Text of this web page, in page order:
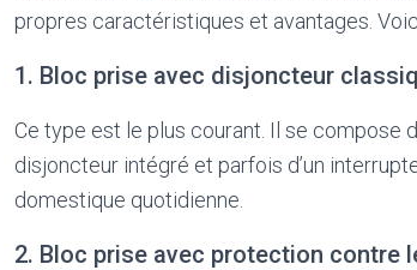
propres caractéristiques et avantages.
1. Bloc prise avec disjoncteur
Ce type est le plus courant. Il se compose
disjoncteur intégré et parfois d’un
domestique quotidienne.
2. Bloc prise avec protection contre